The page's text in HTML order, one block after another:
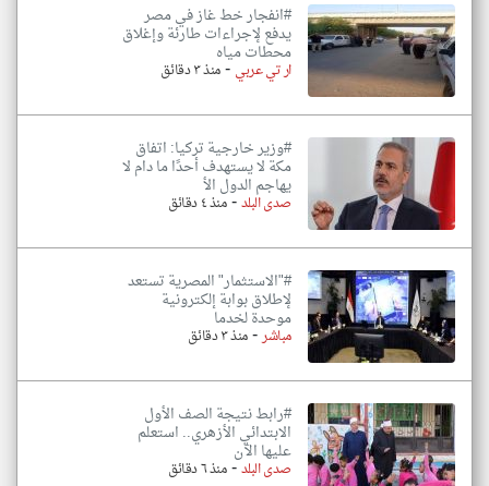
#انفجار خط غاز في مصر
يدفع لإجراءات طارئة وإغلاق
محطات مياه
ار تي عربي-منذ ٣ دقائق
#وزير خارجية تركيا: اتفاق
مكة لا يستهدف أحدًا ما دام لا
يهاجم الدول الأ
صدى البلد-منذ ٤ دقائق
#"الاستثمار" المصرية تستعد
لإطلاق بوابة إلكترونية
موحدة لخدما
مباشر-منذ ٣ دقائق
#رابط نتيجة الصف الأول
الابتدائي الأزهري.. استعلم
عليها الآن
صدى البلد-منذ ٦ دقائق